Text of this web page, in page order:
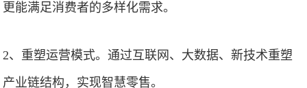
更能满足消费者的多样化需求。
2、重塑运营模式。通过互联网、大数据、新技术重塑
产业链结构，实现智慧零售。